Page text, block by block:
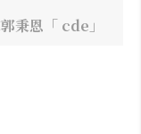
秉恩「 cde」